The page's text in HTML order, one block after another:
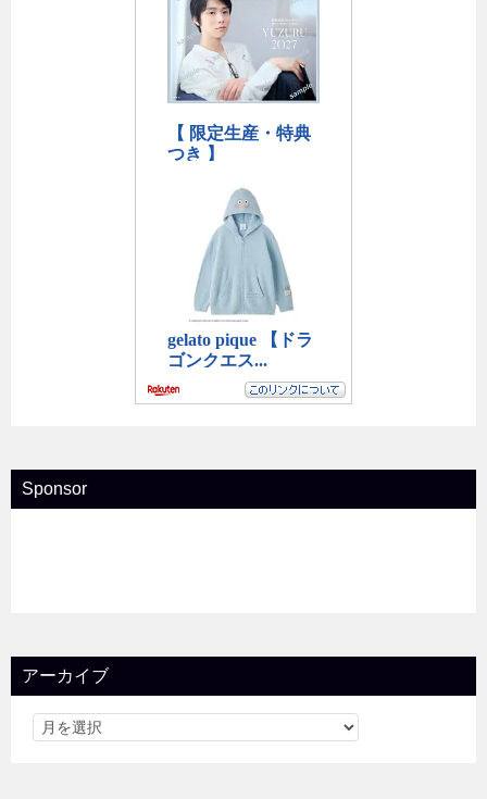
Sponsor
アーカイブ